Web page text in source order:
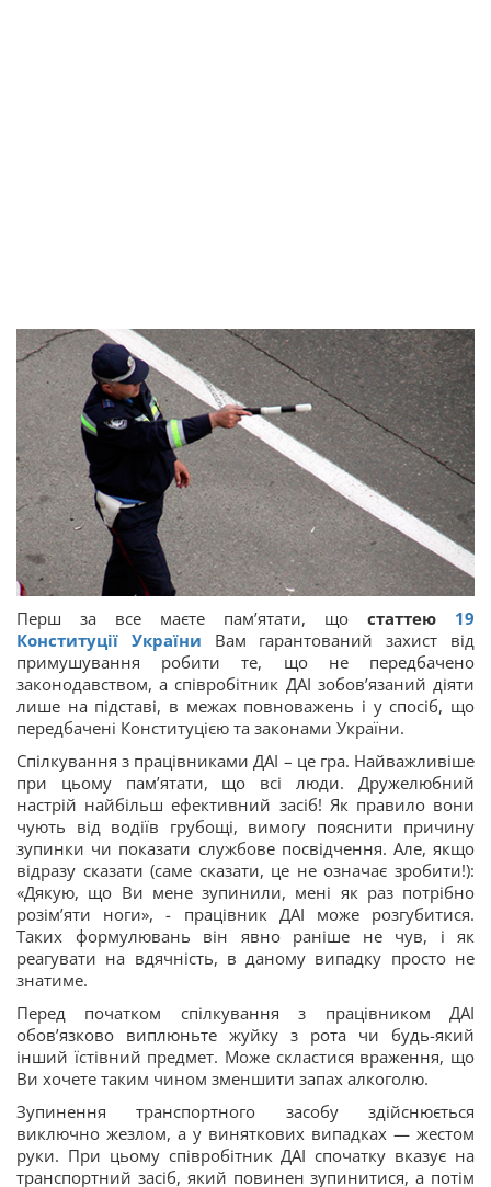
Перш за все маєте пам’ятати, що статтею 19
Конституції України Вам гарантований захист від
примушування робити те, що не передбачено
законодавством, а співробітник ДАІ зобов’язаний діяти
лише на підставі, в межах повноважень і у спосіб, що
передбачені Конституцією та законами України.
Спілкування з працівниками ДАІ – це гра. Найважливіше
при цьому пам’ятати, що всі люди. Дружелюбний
настрій найбільш ефективний засіб! Як правило вони
чують від водіїв грубощі, вимогу пояснити причину
зупинки чи показати службове посвідчення. Але, якщо
відразу сказати (саме сказати, це не означає зробити!):
«Дякую, що Ви мене зупинили, мені як раз потрібно
розім’яти ноги», - працівник ДАІ може розгубитися.
Таких формулювань він явно раніше не чув, і як
реагувати на вдячність, в даному випадку просто не
знатиме.
Перед початком спілкування з працівником ДАІ
обов’язково виплюньте жуйку з рота чи будь-який
інший їстівний предмет. Може скластися враження, що
Ви хочете таким чином зменшити запах алкоголю.
Зупинення транспортного засобу здійснюється
виключно жезлом, а у виняткових випадках — жестом
руки. При цьому співробітник ДАІ спочатку вказує на
транспортний засіб, який повинен зупинитися, а потім